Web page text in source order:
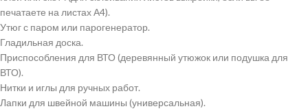
печатаете на листах А4).
Утюг с паром или парогенератор.
Гладильная доска.
Приспособления для ВТО (деревянный утюжок или подушка для
ВТО).
Нитки и иглы для ручных работ.
Лапки для швейной машины (универсальная).